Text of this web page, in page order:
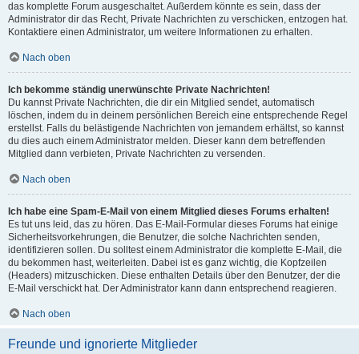
das komplette Forum ausgeschaltet. Außerdem könnte es sein, dass der
Administrator dir das Recht, Private Nachrichten zu verschicken, entzogen hat.
Kontaktiere einen Administrator, um weitere Informationen zu erhalten.
Nach oben
Ich bekomme ständig unerwünschte Private Nachrichten!
Du kannst Private Nachrichten, die dir ein Mitglied sendet, automatisch
löschen, indem du in deinem persönlichen Bereich eine entsprechende Regel
erstellst. Falls du belästigende Nachrichten von jemandem erhältst, so kannst
du dies auch einem Administrator melden. Dieser kann dem betreffenden
Mitglied dann verbieten, Private Nachrichten zu versenden.
Nach oben
Ich habe eine Spam-E-Mail von einem Mitglied dieses Forums erhalten!
Es tut uns leid, das zu hören. Das E-Mail-Formular dieses Forums hat einige
Sicherheitsvorkehrungen, die Benutzer, die solche Nachrichten senden,
identifizieren sollen. Du solltest einem Administrator die komplette E-Mail, die
du bekommen hast, weiterleiten. Dabei ist es ganz wichtig, die Kopfzeilen
(Headers) mitzuschicken. Diese enthalten Details über den Benutzer, der die
E-Mail verschickt hat. Der Administrator kann dann entsprechend reagieren.
Nach oben
Freunde und ignorierte Mitglieder